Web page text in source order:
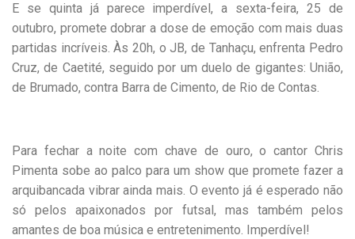
E se quinta já parece imperdível, a sexta-feira, 25 de
outubro, promete dobrar a dose de emoção com mais duas
partidas incríveis. Às 20h, o JB, de Tanhaçu, enfrenta Pedro
Cruz, de Caetité, seguido por um duelo de gigantes: União,
de Brumado, contra Barra de Cimento, de Rio de Contas.
Para fechar a noite com chave de ouro, o cantor Chris
Pimenta sobe ao palco para um show que promete fazer a
arquibancada vibrar ainda mais. O evento já é esperado não
só pelos apaixonados por futsal, mas também pelos
amantes de boa música e entretenimento. Imperdível!